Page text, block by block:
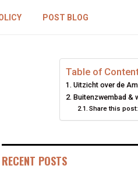
POST BLOG
Table of
Uitzicht over de
Buitenzwembad &
Share this post:
RECENT POSTS